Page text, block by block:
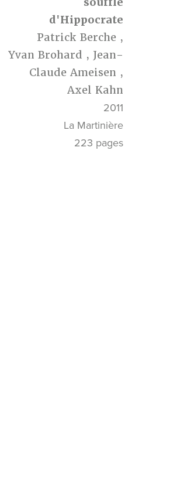
d'Hippocrate
Patrick Berche ,
Yvan Brohard , Jean-
Claude Ameisen ,
Axel Kahn
2011
La Martinière
223 pages